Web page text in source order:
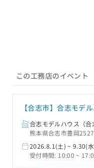
【合志市】合志モデル
合志モデルハウス（合
2026.8.1(土) ~ 9.30(水)
受付時間: 10:00 ~
この工